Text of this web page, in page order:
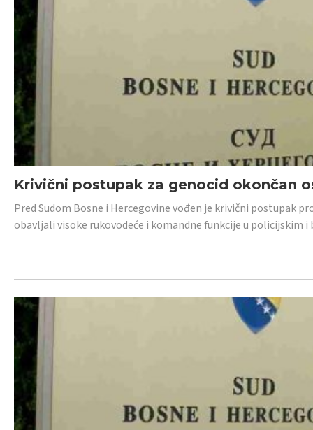
Krivični postupak za genocid okončan
Pred Sudom Bosne i Hercegovine vođen je krivični postupak
obavljali visoke rukovodeće i komandne funkcije u policijskim